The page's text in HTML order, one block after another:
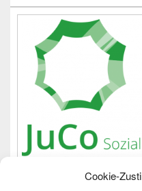
Cookie-